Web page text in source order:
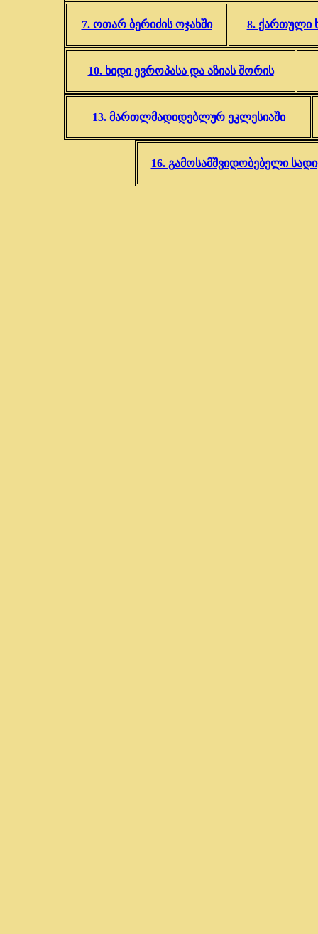
7. ოთარ ბერიძის ოჯახში 8. ქართული
10. ხიდი ევროპასა და აზიას შორის
13. მართლმადიდებლურ ეკლესიაში
16. გამოსამშვიდობებელი